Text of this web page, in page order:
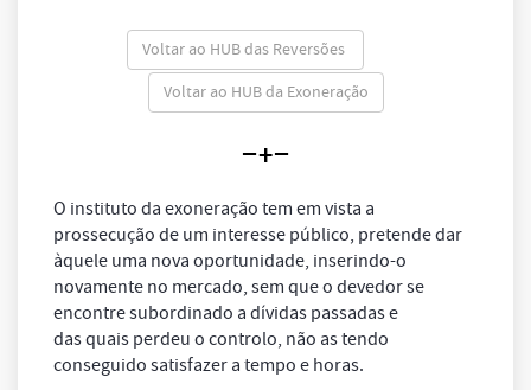
Voltar ao HUB das Reversões
Voltar ao HUB da Exoneração
–+–
O instituto da exoneração tem em vista a
prossecução de um interesse público, pretende dar
àquele uma nova oportunidade, inserindo-o
novamente no mercado, sem que o devedor se
encontre subordinado a dívidas passadas e
das quais perdeu o controlo, não as tendo
conseguido satisfazer a tempo e horas.